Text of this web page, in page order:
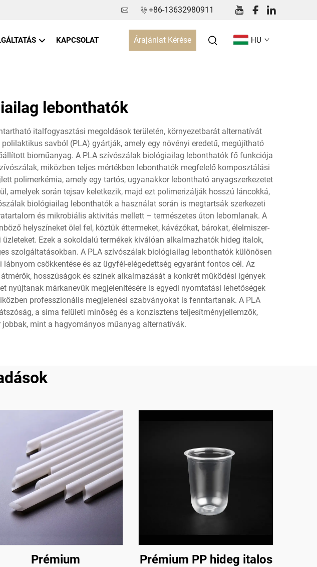
+86-13632980911
KAPCSOLAT Árajánlat Kérése HU
lebonthatók
italfogyasztási megoldások területén, környezetbarát alternatívát
savból (PLA) gyártják, amely egy növényi eredetű, megújítható
bioműanyag. A PLA szívószálak biológiailag lebonthatók fő funkciója
miközben teljes mértékben lebonthatók megfelelő komposztálási
polimerkémia, amely egy tartós, ugyanakkor lebontható anyagszerkezetet
amelyek során tejsav keletkezik, majd ezt polimerizálják hosszú láncokká,
biológiailag lebonthatók a használat során is megtartsák szerkezeti
és mikrobiális aktivitás mellett – természetes úton lebomlanak. A
helyszíneket ölel fel, köztük éttermeket, kávézókat, bárokat, élelmiszer-
Ezek a sokoldalú termékek kiválóan alkalmazhatók hideg italok,
szolgáltatásokban. A PLA szívószálak biológiailag lebonthatók különösen
csökkentése és az ügyfél-elégedettség egyaránt fontos cél. Az
hosszúságok és színek alkalmazását a konkrét működési igények
nyújtanak márkanevük megjelenítésére is egyedi nyomtatási lehetőségek
professzionális megjelenési szabványokat is fenntartanak. A PLA
a sima felületi minőség és a konzisztens teljesítményjellemzők,
mint a hagyományos műanyag alternatívák.
Prémium
Prémium PP hideg italos